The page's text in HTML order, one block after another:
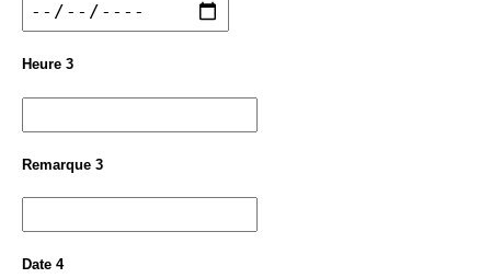
Heure 3
Remarque 3
Date 4